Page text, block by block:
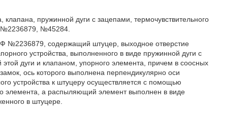
пружинной дуги с зацепами, термочувствительного
№2236879, №45284.
№2236879, содержащий штуцер, выходное отверстие
устройства, выполненного в виде пружинной дуги с
дуги и клапаном, упорного элемента, причем в соосных
ось которого выполнена перпендикулярно оси
устройства к штуцеру осуществляется с помощью
элемента, а распыляющий элемент выполнен в виде
в штуцере.